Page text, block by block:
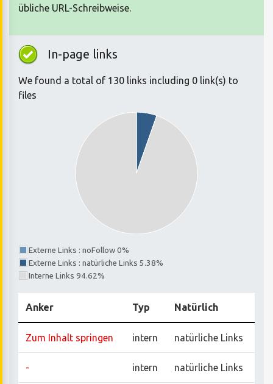
übliche URL-Schreibweise.
In-page links
We found a total of 130 links including 0 link(s) to
files
Externe Links : noFollow 0%
Externe Links : natürliche Links 5.38%
Interne Links 94.62%
Anker Typ Natürlich
Zum Inhalt springen intern natürliche Links
- intern natürliche Links